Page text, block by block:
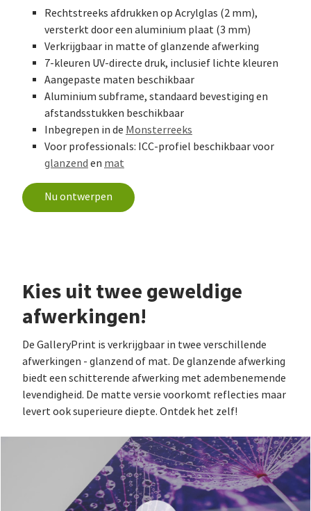
Rechtstreeks afdrukken op Acrylglas (2 mm),
versterkt door een aluminium plaat (3 mm)
Verkrijgbaar in matte of glanzende afwerking
7-kleuren UV-directe druk, inclusief lichte kleuren
Aangepaste maten beschikbaar
Aluminium subframe, standaard bevestiging en
afstandsstukken beschikbaar
Inbegrepen in de Monsterreeks
Voor professionals: ICC-profiel beschikbaar voor
glanzend en mat
Nu ontwerpen
Kies uit twee geweldige
afwerkingen!
De GalleryPrint is verkrijgbaar in twee verschillende
afwerkingen - glanzend of mat. De glanzende afwerking
biedt een schitterende afwerking met adembenemende
levendigheid. De matte versie voorkomt reflecties maar
levert ook superieure diepte. Ontdek het zelf!